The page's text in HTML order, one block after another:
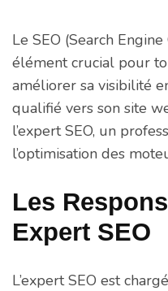
Le SEO (Search
élément crucial pour
améliorer sa visibilité
qualifié vers son site
l’expert SEO, un
l’optimisation des
Les
Expert SEO
L’expert SEO est